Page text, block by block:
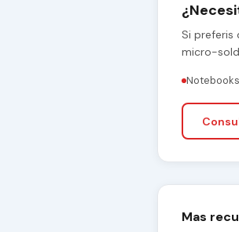
Si preferis
micro-
Mas